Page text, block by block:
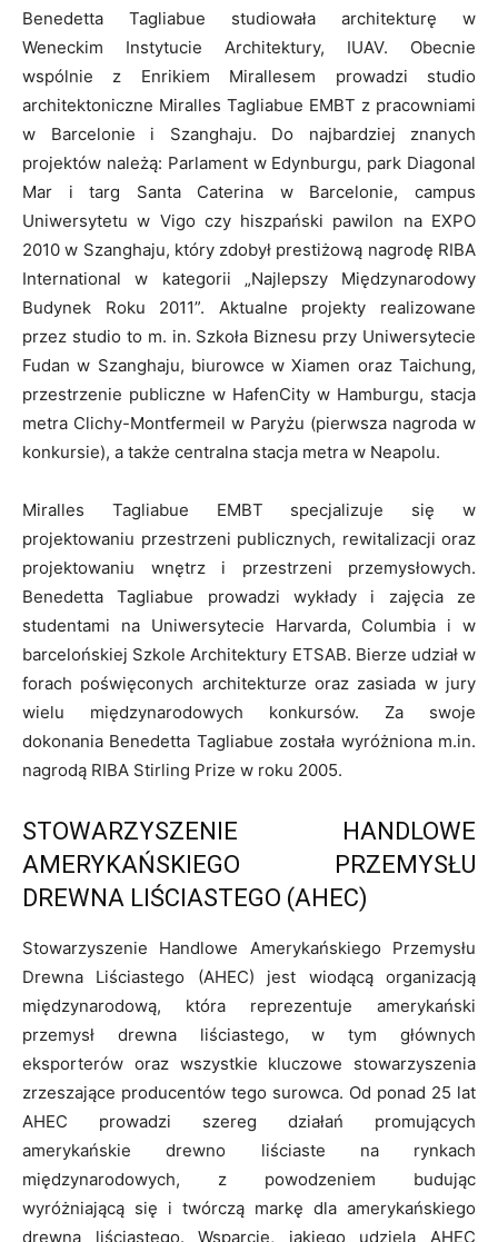
Benedetta Tagliabue studiowała architekturę w
Weneckim Instytucie Architektury, IUAV. Obecnie
wspólnie z Enrikiem Mirallesem prowadzi studio
architektoniczne Miralles Tagliabue EMBT z pracowniami
w Barcelonie i Szanghaju. Do najbardziej znanych
projektów należą: Parlament w Edynburgu, park Diagonal
Mar i targ Santa Caterina w Barcelonie, campus
Uniwersytetu w Vigo czy hiszpański pawilon na EXPO
2010 w Szanghaju, który zdobył prestiżową nagrodę RIBA
International w kategorii „Najlepszy Międzynarodowy
Budynek Roku 2011”. Aktualne projekty realizowane
przez studio to m. in. Szkoła Biznesu przy Uniwersytecie
Fudan w Szanghaju, biurowce w Xiamen oraz Taichung,
przestrzenie publiczne w HafenCity w Hamburgu, stacja
metra Clichy-Montfermeil w Paryżu (pierwsza nagroda w
konkursie), a także centralna stacja metra w Neapolu.
Miralles Tagliabue EMBT specjalizuje się w
projektowaniu przestrzeni publicznych, rewitalizacji oraz
projektowaniu wnętrz i przestrzeni przemysłowych.
Benedetta Tagliabue prowadzi wykłady i zajęcia ze
studentami na Uniwersytecie Harvarda, Columbia i w
barcelońskiej Szkole Architektury ETSAB. Bierze udział w
forach poświęconych architekturze oraz zasiada w jury
wielu międzynarodowych konkursów. Za swoje
dokonania Benedetta Tagliabue została wyróżniona m.in.
nagrodą RIBA Stirling Prize w roku 2005.
STOWARZYSZENIE HANDLOWE
AMERYKAŃSKIEGO PRZEMYSŁU
DREWNA LIŚCIASTEGO (AHEC)
Stowarzyszenie Handlowe Amerykańskiego Przemysłu
Drewna Liściastego (AHEC) jest wiodącą organizacją
międzynarodową, która reprezentuje amerykański
przemysł drewna liściastego, w tym głównych
eksporterów oraz wszystkie kluczowe stowarzyszenia
zrzeszające producentów tego surowca. Od ponad 25 lat
AHEC prowadzi szereg działań promujących
amerykańskie drewno liściaste na rynkach
międzynarodowych, z powodzeniem budując
wyróżniającą się i twórczą markę dla amerykańskiego
drewna liściastego. Wsparcie, jakiego udziela AHEC